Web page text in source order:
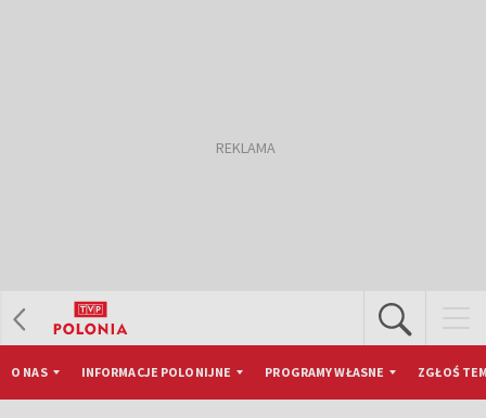
O NAS INFORMACJE POLONIJNE PROGRAMY WŁASNE ZGŁOŚ